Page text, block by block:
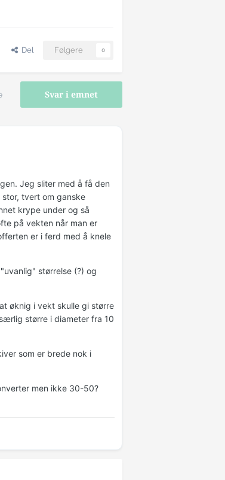
Del Følgere 0
Svar i emnet
Jeg sliter med å få den
tvert om ganske
krype under og så
på vekten når man er
er i ferd med å knele
størrelse (?) og
øknig i vekt skulle gi større
større i diameter fra 10
som er brede nok i
men ikke 30-50?